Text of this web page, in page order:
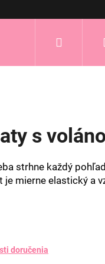
s
strhne každý
mierne elastický a
doručenia